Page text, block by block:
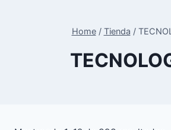
Home / Tienda /